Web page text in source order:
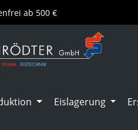
springen
ab 500 €
Eislagerung